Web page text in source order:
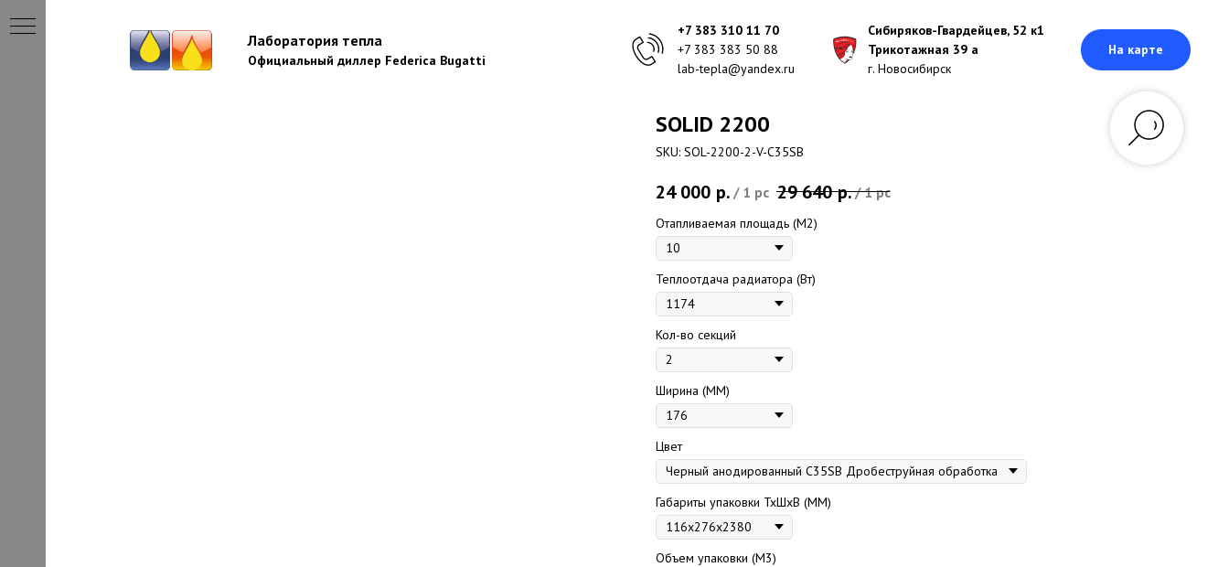
Лаборатория тепла
Официальный диллер Federica Bugatti
+7 383 310 11 70
+7 383 383 50 88
lab-tepla@yandex.ru
Сибиряков-Гвардейцев, 52 к1
Трикотажная 39 а
г. Новосибирск
На карте
SOLID 2200
SKU: SOL-2200-2-V-C35SB
24 000 р. / 1 pc 29 640 р./1 pc
Отапливаемая площадь (M2)
Теплоотдача радиатора (Вт)
Кол-во секций
Ширина (ММ)
Цвет
Габариты упаковки ТхШхВ (ММ)
Объем упаковки (М3)